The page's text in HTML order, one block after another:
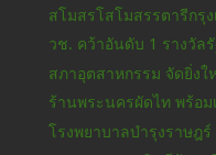
สโมสรโสโมสรรตารีกรุ
วช. คว้าอันดับ 1 รางวัล
สภาอุตสาหกรรม จัดยิ่งใ
ร้านพระนครผัดไท พร้อ
โรงพยาบาลบำรุงราษฎ